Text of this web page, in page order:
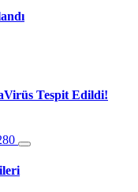
Tespit Edildi!